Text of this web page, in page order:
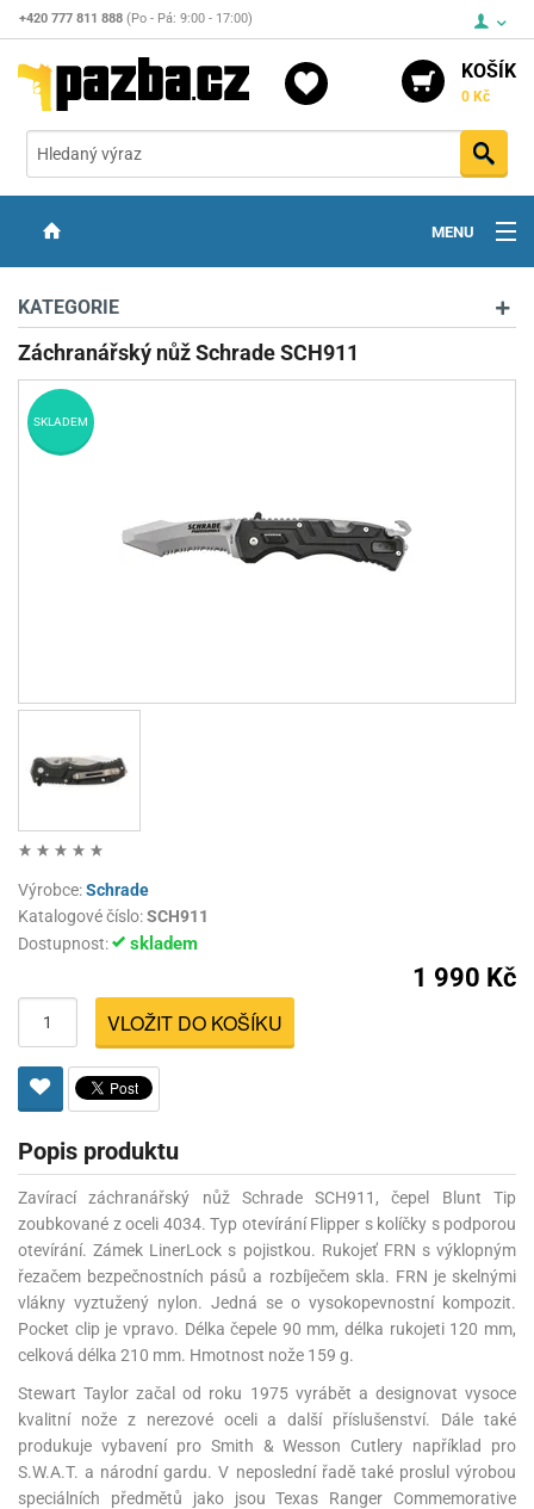
+420 777 811 888 (Po - Pá: 9:00 - 17:00)
KOŠÍK
0 Kč
MENU
STŘELIVO
PŘÍSLUŠENSTVÍ
KONTAKTY
KATEGORIE
Záchranářský nůž Schrade SCH911
SKLADEM
Výrobce:Schrade
Katalogové číslo:SCH911
Dostupnost:
skladem
1 990 Kč
VLOŽIT DO KOŠÍKU
Popis produktu
Zavírací záchranářský nůž Schrade SCH911, čepel Blunt Tip
zoubkované z oceli 4034. Typ otevírání Flipper s kolíčky s podporou
otevírání. Zámek LinerLock s pojistkou. Rukojeť FRN s výklopným
řezačem bezpečnostních pásů a rozbíječem skla. FRN je skelnými
vlákny vyztužený nylon. Jedná se o vysokopevnostní kompozit.
Pocket clip je vpravo. Délka čepele 90 mm, délka rukojeti 120 mm,
celková délka 210 mm. Hmotnost nože 159 g.
Stewart Taylor začal od roku 1975 vyrábět a designovat vysoce
kvalitní nože z nerezové oceli a další příslušenství. Dále také
produkuje vybavení pro Smith & Wesson Cutlery například pro
S.W.A.T. a národní gardu. V neposlední řadě také proslul výrobou
speciálních předmětů jako jsou Texas Ranger Commemorative